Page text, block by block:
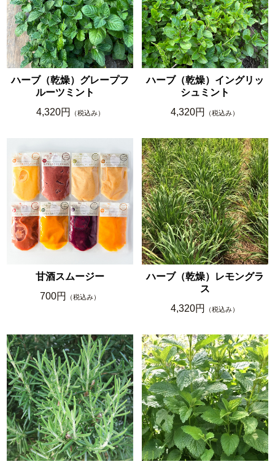
ハーブ（乾燥）グレープフ
ルーツミント
4,320円
（税込み）
ハーブ（乾燥）イングリッ
シュミント
4,320円
（税込み）
甘酒スムージー
700円
（税込み）
ハーブ（乾燥）レモングラ
ス
4,320円
（税込み）